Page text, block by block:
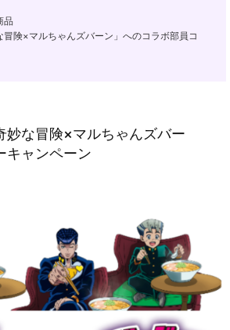
品
冒険×マルちゃんズバーン」へのコラボ部員コ
妙な冒険×マルちゃんズバー
キャンペーン